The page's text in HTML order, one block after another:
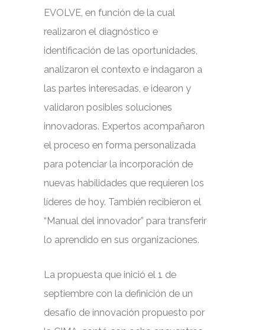
EVOLVE, en función de la cual
realizaron el diagnóstico e
identificación de las oportunidades,
analizaron el contexto e indagaron a
las partes interesadas, e idearon y
validaron posibles soluciones
innovadoras. Expertos acompañaron
el proceso en forma personalizada
para potenciar la incorporación de
nuevas habilidades que requieren los
líderes de hoy. También recibieron el
“Manual del innovador” para transferir
lo aprendido en sus organizaciones.
La propuesta que inició el 1 de
septiembre con la definición de un
desafío de innovación propuesto por